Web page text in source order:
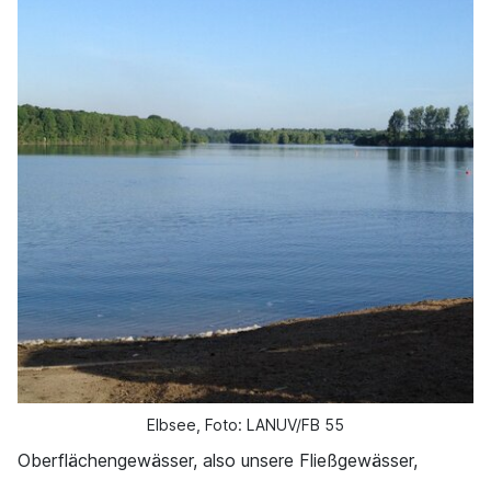
Elbsee, Foto: LANUV/FB 55
Oberflächengewässer, also unsere Fließgewässer,